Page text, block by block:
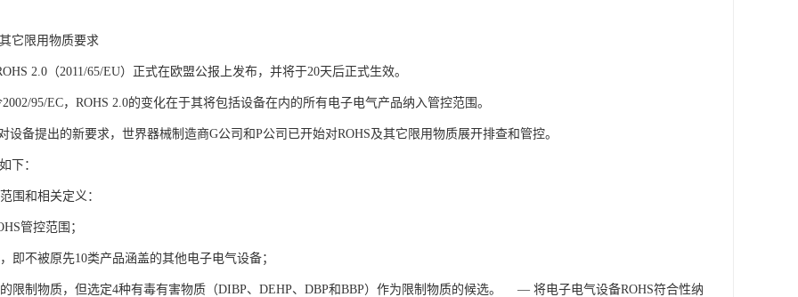
它限用物质要求
2.0（2011/65/EU）正式在欧盟公报上发布，并将于20天后正式生效。
95/EC，ROHS 2.0的变化在于其将包括设备在内的所有电子电气产品纳入管控范围。
设备提出的新要求，世界器械制造商G公司和P公司已开始对ROHS及其它限用物质展开排查和管控。
下：
围和相关定义：
管控范围；
即不被原先10类产品涵盖的其他电子电气设备；
限制物质，但选定4种有毒有害物质（DIBP、DEHP、DBP和BBP）作为限制物质的候选。 — 将电子电气设备ROHS符合性纳